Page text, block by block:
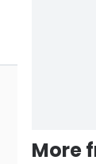
More